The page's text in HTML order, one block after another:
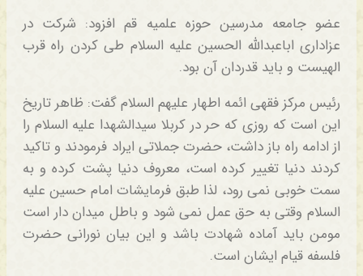
عضو جامعه مدرسین حوزه علمیه قم افزود: شرکت در
عزاداری اباعبدالله الحسین علیه السلام طی کردن راه قرب
الهیست و باید قدردان آن بود.
رئیس مرکز فقهی ائمه اطهار علیهم السلام گفت: ظاهر تاریخ
این است که روزی که حر در کربلا سیدالشهدا علیه السلام را
از ادامه راه باز داشت، حضرت جملاتی ایراد فرمودند و تاکید
کردند دنیا تغییر کرده است، معروف دنیا پشت کرده و به
سمت خوبی نمی رود، لذا طبق فرمایشات امام حسین علیه
السلام وقتی به حق عمل نمی شود و باطل میدان دار است
مومن باید آماده شهادت باشد و این بیان نورانی حضرت
فلسفه قیام ایشان است.